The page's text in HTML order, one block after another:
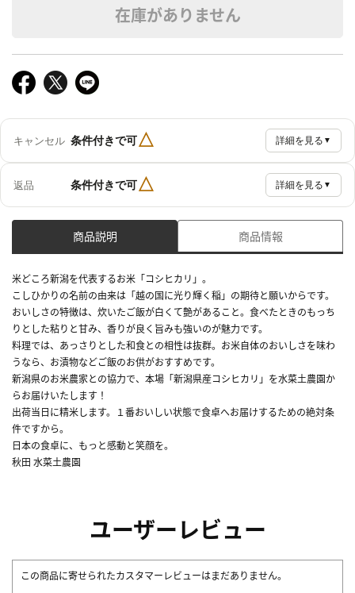
在庫がありません
キャンセル 条件付きで可△ 詳細を見る ▼
返品 条件付きで可△ 詳細を見る ▼
商品説明 商品情報
米どころ新潟を代表するお米「コシヒカリ」。
こしひかりの名前の由来は「越の国に光り輝く稲」の期待と願いからです。
おいしさの特徴は、炊いたご飯が白くて艶があること。食べたときのもっち
りとした粘りと甘み、香りが良く旨みも強いのが魅力です。
料理では、あっさりとした和食との相性は抜群。お米自体のおいしさを味わ
うなら、お漬物などご飯のお供がおすすめです。
新潟県のお米農家との協力で、本場「新潟県産コシヒカリ」を水菜土農園か
らお届けいたします！
出荷当日に精米します。１番おいしい状態で食卓へお届けするための絶対条
件ですから。
日本の食卓に、もっと感動と笑顔を。
秋田 水菜土農園
ユーザーレビュー
この商品に寄せられたカスタマーレビューはまだありません。